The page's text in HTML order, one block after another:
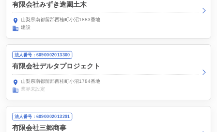
有限会社みずき造園土木
山梨県南都留郡西桂町小沼1883番地
建設
法人番号：6090002013300
有限会社デルタプロジェクト
山梨県南都留郡西桂町小沼1784番地
業界未設定
法人番号：6090002013291
有限会社三郷商事